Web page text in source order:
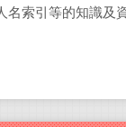
名索引等的知識及資